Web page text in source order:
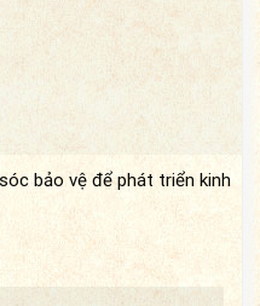
bảo vệ để phát triển kinh